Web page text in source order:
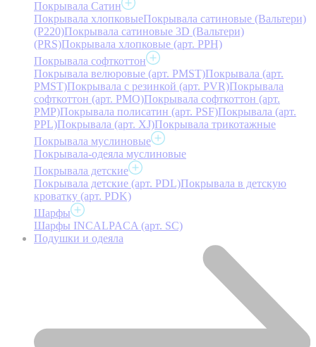
Покрывала Сатин
Покрывала хлопковыеПокрывала сатиновые (Вальтери)
(P220)Покрывала сатиновые 3D (Вальтери)
(PRS)Покрывала хлопковые (арт. PPH)
Покрывала софткоттон
Покрывала велюровые (арт. PMST)Покрывала (арт.
PMST)Покрывала с резинкой (арт. PVR)Покрывала
софткоттон (арт. PMO)Покрывала софткоттон (арт.
PMP)Покрывала полисатин (арт. PSF)Покрывала (арт.
PPL)Покрывала (арт. XJ)Покрывала трикотажные
Покрывала муслиновые
Покрывала-одеяла муслиновые
Покрывала детские
Покрывала детские (арт. PDL)Покрывала в детскую
кроватку (арт. PDK)
Шарфы
Шарфы INCALPACA (арт. SC)
Подушки и одеяла